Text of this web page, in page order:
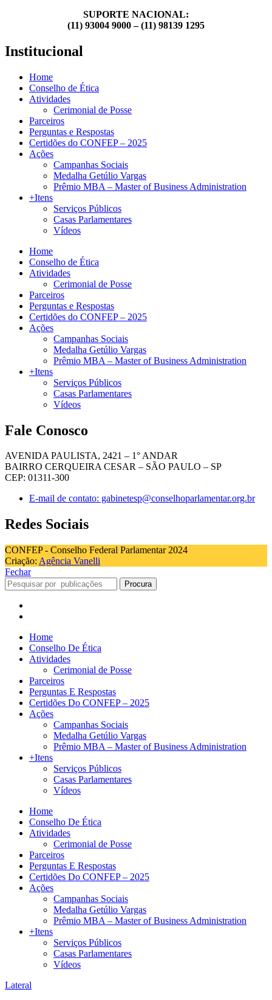
SUPORTE NACIONAL:
(11) 93004 9000 – (11) 98139 1295
Institucional
Home
Conselho de Ética
Atividades
Cerimonial de Posse
Parceiros
Perguntas e Respostas
Certidões do CONFEP – 2025
Ações
Campanhas Sociais
Medalha Getúlio Vargas
Prêmio MBA – Master of Business Administration
+Itens
Serviços Públicos
Casas Parlamentares
Vídeos
Home
Conselho de Ética
Atividades
Cerimonial de Posse
Parceiros
Perguntas e Respostas
Certidões do CONFEP – 2025
Ações
Campanhas Sociais
Medalha Getúlio Vargas
Prêmio MBA – Master of Business Administration
+Itens
Serviços Públicos
Casas Parlamentares
Vídeos
Fale Conosco
AVENIDA PAULISTA, 2421 – 1° ANDAR
BAIRRO CERQUEIRA CESAR – SÃO PAULO – SP
CEP: 01311-300
E-mail de contato: gabinetesp@conselhoparlamentar.org.br
Redes Sociais
CONFEP - Conselho Federal Parlamentar 2024
Criação: Agência Vanelli
Fechar
Procura
Home
Conselho De Ética
Atividades
Cerimonial de Posse
Parceiros
Perguntas E Respostas
Certidões Do CONFEP – 2025
Ações
Campanhas Sociais
Medalha Getúlio Vargas
Prêmio MBA – Master of Business Administration
+Itens
Serviços Públicos
Casas Parlamentares
Vídeos
Home
Conselho De Ética
Atividades
Cerimonial de Posse
Parceiros
Perguntas E Respostas
Certidões Do CONFEP – 2025
Ações
Campanhas Sociais
Medalha Getúlio Vargas
Prêmio MBA – Master of Business Administration
+Itens
Serviços Públicos
Casas Parlamentares
Vídeos
Lateral